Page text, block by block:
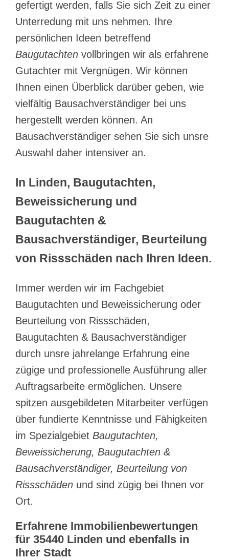
gefertigt werden, falls Sie sich Zeit zu einer
Unterredung mit uns nehmen. Ihre
persönlichen Ideen betreffend
Baugutachten vollbringen wir als erfahrene
Gutachter mit Vergnügen. Wir können
Ihnen einen Überblick darüber geben, wie
vielfältig Bausachverständiger bei uns
hergestellt werden können. An
Bausachverständiger sehen Sie sich unsre
Auswahl daher intensiver an.
In Linden, Baugutachten,
Beweissicherung und
Baugutachten &
Bausachverständiger, Beurteilung
von Rissschäden nach Ihren Ideen.
Immer werden wir im Fachgebiet
Baugutachten und Beweissicherung oder
Beurteilung von Rissschäden,
Baugutachten & Bausachverständiger
durch unsre jahrelange Erfahrung eine
zügige und professionelle Ausführung aller
Auftragsarbeite ermöglichen. Unsere
spitzen ausgebildeten Mitarbeiter verfügen
über fundierte Kenntnisse und Fähigkeiten
im Spezialgebiet Baugutachten,
Beweissicherung, Baugutachten &
Bausachverständiger, Beurteilung von
Rissschäden und sind zügig bei Ihnen vor
Ort.
Erfahrene Immobilienbewertungen
für 35440 Linden und ebenfalls in
Ihrer Stadt